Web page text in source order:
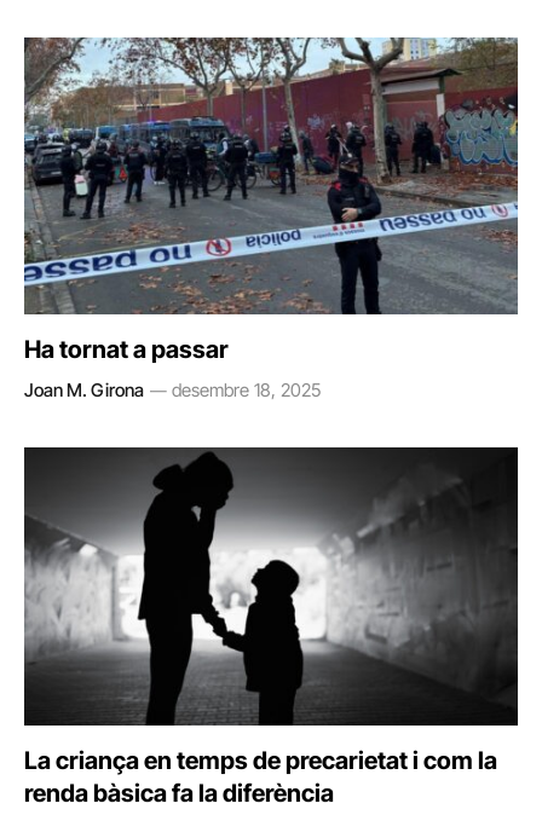
Ha tornat a passar
Joan M. Girona desembre 18, 2025
La criança en temps de precarietat i com la
renda bàsica fa la diferència